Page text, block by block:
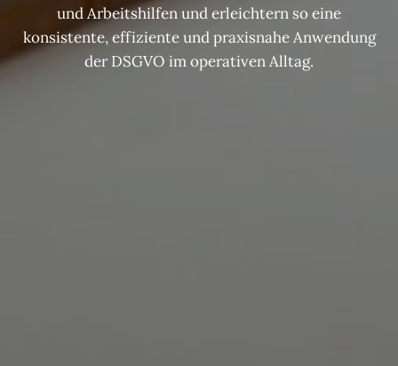
und Arbeitshilfen und erleichtern so eine
konsistente, effiziente und praxisnahe Anwendung
der DSGVO im operativen Alltag.